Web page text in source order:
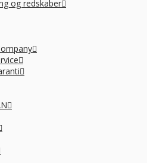
og redskaber